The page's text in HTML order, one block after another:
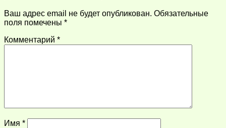
Ваш адрес email не будет опубликован. Обязательные
поля помечены *
Комментарий *
Имя *